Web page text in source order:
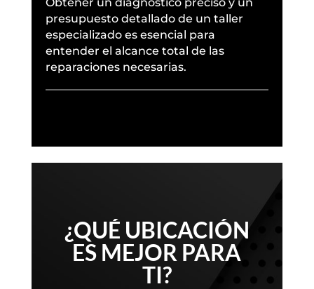
presupuesto detallado de un taller
especializado es esencial para
entender el alcance total de las
reparaciones necesarias.
¿QUÉ UBICACIÓN
ES MEJOR PARA
TI?